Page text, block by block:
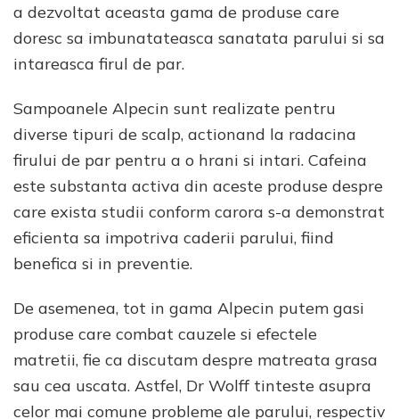
a dezvoltat aceasta gama de produse care
doresc sa imbunatateasca sanatata parului si sa
intareasca firul de par.
Sampoanele Alpecin sunt realizate pentru
diverse tipuri de scalp, actionand la radacina
firului de par pentru a o hrani si intari. Cafeina
este substanta activa din aceste produse despre
care exista studii conform carora s-a demonstrat
eficienta sa impotriva caderii parului, fiind
benefica si in preventie.
De asemenea, tot in gama Alpecin putem gasi
produse care combat cauzele si efectele
matretii, fie ca discutam despre matreata grasa
sau cea uscata. Astfel, Dr Wolff tinteste asupra
celor mai comune probleme ale parului, respectiv